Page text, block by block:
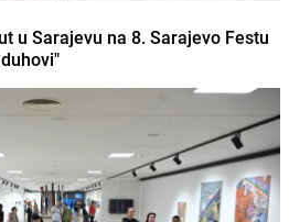
u Sarajevu na 8. Sarajevo Festu